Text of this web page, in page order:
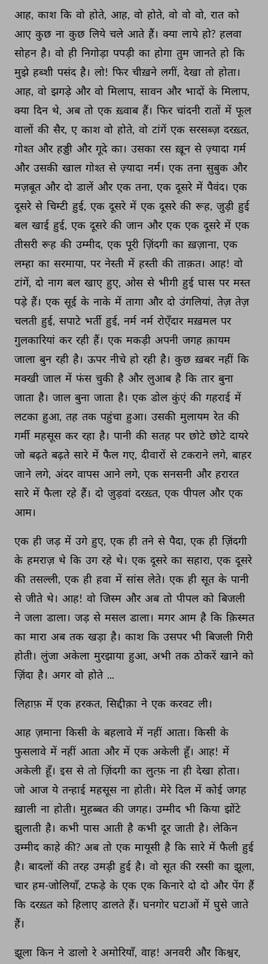
आह, काश कि वो होते, आह, वो होते, वो वो वो, रात को
आए कुछ ना कुछ लिये चले आते हैं। क्या लाये हो? हलवा
सोहन है। वो ही निगोड़ा पपड़ी का होगा तुम जानते हो कि
मुझे हब्शी पसंद है। लो! फिर चीख़ने लगीं, देखा तो होता।
आह, वो झगड़े और वो मिलाप, सावन और भादों के मिलाप,
क्या दिन थे, अब तो एक ख़्वाब हैं। फिर चांदनी रातों में फूल
वालों की सैर, ए काश वो होते, वो टांगें एक सरसब्ज़ दरख़्त,
गोश्त और हड्डी और गूदे का। उसका रस ख़ून से ज़्यादा गर्म
और उसकी खाल गोश्त से ज़्यादा नर्म। एक तना सुबुक और
मज़बूत और दो डालें और एक तना, एक दूसरे में पैवंद। एक
दूसरे से चिम्टी हुई, एक दूसरे में एक दूसरे की रूह, जुड़ी हुई
बल खाई हुई, एक दूसरे की जान और एक एक दूसरे में एक
तीसरी रूह की उम्मीद, एक पूरी ज़िंदगी का ख़ज़ाना, एक
लम्हा का सरमाया, पर नेस्ती में हस्ती की ताक़त। आह! वो
टांगें, दो नाग बल खाए हुए, ओस से भीगी हुई घास पर मस्त
पड़े हैं। एक सूई के नाके में तागा और दो उंगलियां, तेज़ तेज़
चलती हुई, सपाटे भर्ती हुई, नर्म नर्म रोएँदार मख़मल पर
गुलकारियां कर रही हैं। एक मकड़ी अपनी जगह क़ायम
जाला बुन रही है। ऊपर नीचे हो रही है। कुछ ख़बर नहीं कि
मक्खी जाल में फंस चुकी है और लुआब है कि तार बुना
जाता है। जाल बुना जाता है। एक डोल कुंएं की गहराई में
लटका हुआ, तह तक पहुंचा हुआ। उसकी मुलायम रेत की
गर्मी महसूस कर रहा है। पानी की सतह पर छोटे छोटे दायरे
जो बढ़ते बढ़ते सारे में फैल गए, दीवारों से टकराने लगे, बाहर
जाने लगे, अंदर वापस आने लगे, एक सनसनी और हरारत
सारे में फैला रहे हैं। दो जुड़वां दरख़्त, एक पीपल और एक
आम।
एक ही जड़ में उगे हुए, एक ही तने से पैदा, एक ही ज़िंदगी
के हमराज़ थे कि उग रहे थे। एक दूसरे का सहारा, एक दूसरे
की तसल्ली, एक ही हवा में सांस लेते। एक ही सूत के पानी
से जीते थे। आह! वो जिस्म और अब तो पीपल को बिजली
ने जला डाला। जड़ से मसल डाला। मगर आम है कि क़िस्मत
का मारा अब तक खड़ा है। काश कि उसपर भी बिजली गिरी
होती। लुंजा अकेला मुरझाया हुआ, अभी तक ठोकरें खाने को
ज़िंदा है। अगर वो होते ...
लिहाफ़ में एक हरकत, सिद्दीक़ा ने एक करवट ली।
आह ज़माना किसी के बहलावे में नहीं आता। किसी के
फुसलावे में नहीं आता और में एक अकेली हूँ। आह! में
अकेली हूँ। इस से तो ज़िंदगी का लुत्फ़ ना ही देखा होता।
जो आज ये तन्हाई महसूस ना होती। मेरे दिल में कोई जगह
ख़ाली ना होती। मुहब्बत की जगह। उम्मीद भी किया झोंटे
झुलाती है। कभी पास आती है कभी दूर जाती है। लेकिन
उम्मीद काहे की? अब तो एक मायूसी है कि सारे में फैली हुई
है। बादलों की तरह उमड़ी हुई है। वो सूत की रस्सी का झूला,
चार हम-जोलियाँ, टफड़े के एक एक किनारे दो दो और पेंग हैं
कि दरख़्त को हिलाए डालते हैं। घनगोर घटाओं में घुसे जाते
हैं।
झूला किन ने डालो रे अमोरियाँ, वाह! अनवरी और किश्वर,